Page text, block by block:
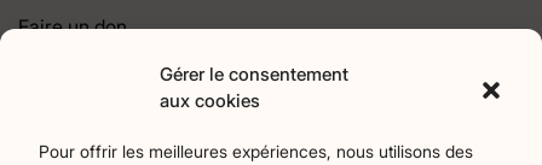
Gérer le consentement
aux cookies
Pour offrir les meilleures expériences, nous utilisons des
Faire un don